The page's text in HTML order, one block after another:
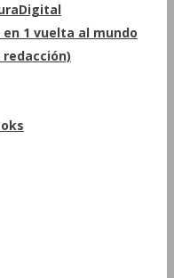
en 1 vuelta al mundo